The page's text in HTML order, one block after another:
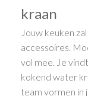
kraan
Jouw keuken
accessoires.
vol mee. Je
kokend water
team vormen in